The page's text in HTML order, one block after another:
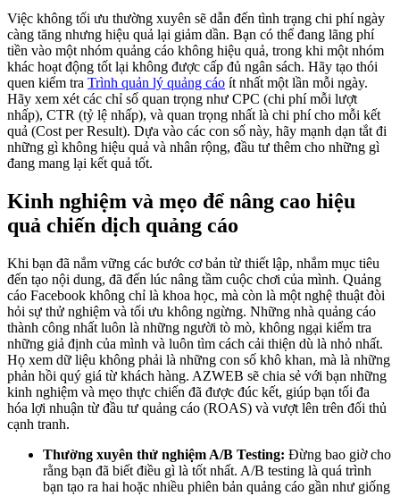
Việc không tối ưu thường xuyên sẽ dẫn đến tình trạng chi phí ngày
càng tăng nhưng hiệu quả lại giảm dần. Bạn có thể đang lãng phí
tiền vào một nhóm quảng cáo không hiệu quả, trong khi một nhóm
khác hoạt động tốt lại không được cấp đủ ngân sách. Hãy tạo thói
quen kiểm tra Trình quản lý quảng cáo ít nhất một lần mỗi ngày.
Hãy xem xét các chỉ số quan trọng như CPC (chi phí mỗi lượt
nhấp), CTR (tỷ lệ nhấp), và quan trọng nhất là chi phí cho mỗi kết
quả (Cost per Result). Dựa vào các con số này, hãy mạnh dạn tắt đi
những gì không hiệu quả và nhân rộng, đầu tư thêm cho những gì
đang mang lại kết quả tốt.
Kinh nghiệm và mẹo để nâng cao hiệu
quả chiến dịch quảng cáo
Khi bạn đã nắm vững các bước cơ bản từ thiết lập, nhắm mục tiêu
đến tạo nội dung, đã đến lúc nâng tầm cuộc chơi của mình. Quảng
cáo Facebook không chỉ là khoa học, mà còn là một nghệ thuật đòi
hỏi sự thử nghiệm và tối ưu không ngừng. Những nhà quảng cáo
thành công nhất luôn là những người tò mò, không ngại kiểm tra
những giả định của mình và luôn tìm cách cải thiện dù là nhỏ nhất.
Họ xem dữ liệu không phải là những con số khô khan, mà là những
phản hồi quý giá từ khách hàng. AZWEB sẽ chia sẻ với bạn những
kinh nghiệm và mẹo thực chiến đã được đúc kết, giúp bạn tối đa
hóa lợi nhuận từ đầu tư quảng cáo (ROAS) và vượt lên trên đối thủ
cạnh tranh.
Thường xuyên thử nghiệm A/B Testing: Đừng bao giờ cho
rằng bạn đã biết điều gì là tốt nhất. A/B testing là quá trình
bạn tạo ra hai hoặc nhiều phiên bản quảng cáo gần như giống